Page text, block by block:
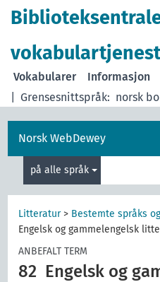
Grensesnittspråk: norsk
Vokabularer Informasjon
Norsk WebDewey
på alle språk
Litteratur> Bestemte språks
Engelsk og gammelengelsk
ANBEFALT TERM
82 Engelsk og